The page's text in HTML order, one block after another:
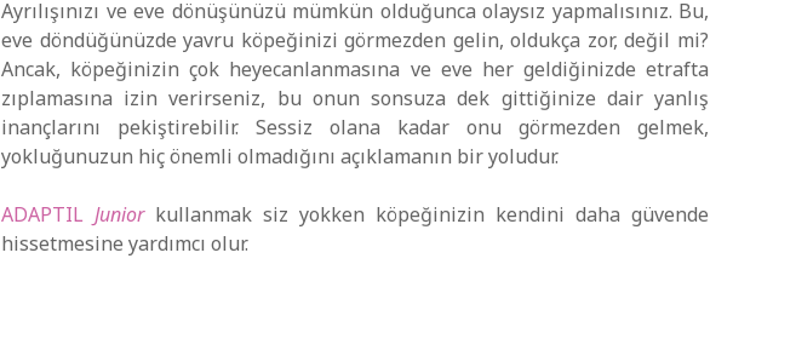
Ayrılışınızı ve eve dönüşünüzü mümkün olduğunca olaysız yapmalısınız. Bu,
eve döndüğünüzde yavru köpeğinizi görmezden gelin, oldukça zor, değil mi?
Ancak, köpeğinizin çok heyecanlanmasına ve eve her geldiğinizde etrafta
zıplamasına izin verirseniz, bu onun sonsuza dek gittiğinize dair yanlış
inançlarını pekiştirebilir. Sessiz olana kadar onu görmezden gelmek,
yokluğunuzun hiç önemli olmadığını açıklamanın bir yoludur.
ADAPTIL Juniorkullanmak siz yokken köpeğinizin kendini daha güvende
hissetmesine yardımcı olur.